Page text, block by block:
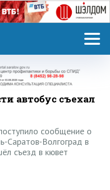
автобус съехал
сообщение о
Саратов-Волгоград в
съезд в кювет